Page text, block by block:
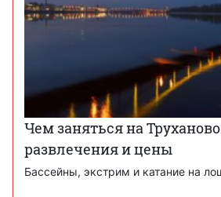
Чем заняться на
развлечения и цены
Бассейны, экстрим и катание на